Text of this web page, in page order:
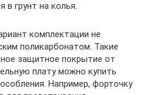
в грунт на колья.
комплектации не
поликарбонатом. Такие
защитное покрытие от
плату можно купить
Например, форточку